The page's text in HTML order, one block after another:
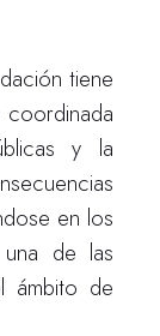
tiene
y la
en los
de las
ámbito de